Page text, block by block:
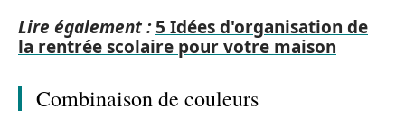
Lire également : 5 Idées d'organisation de
la rentrée scolaire pour votre maison
Combinaison de couleurs